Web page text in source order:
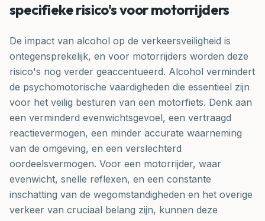
specifieke risico's voor motorrijders
De impact van alcohol op de verkeersveiligheid is
ontegensprekelijk, en voor motorrijders worden deze
risico's nog verder geaccentueerd. Alcohol vermindert
de psychomotorische vaardigheden die essentieel zijn
voor het veilig besturen van een motorfiets. Denk aan
een verminderd evenwichtsgevoel, een vertraagd
reactievermogen, een minder accurate waarneming
van de omgeving, en een verslechterd
oordeelsvermogen. Voor een motorrijder, waar
evenwicht, snelle reflexen, en een constante
inschatting van de wegomstandigheden en het overige
verkeer van cruciaal belang zijn, kunnen deze